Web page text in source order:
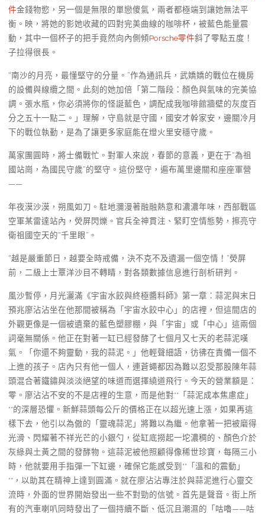
件金錢物慾，另一個是無限的單戀傻氣，兩者都極端到讓她無法平
衡。映，將她的影她收藏的四對完美曲線的咖啡杯，被藍色能量震
動，其中一個杯子的把手竟然向內側傾Porsche零件斜了零點五度！
子拉得很長。
“南沙的月亮，最懂堅守的分量。”作為通訊兵，武嬌嬌的戰位在機房
的設備與線纜之間。此刻的她加倍「第二階段：顏色與氣味的完美協
調。張水瓶，你必須將你的怪誕藍色，調配成我咖啡館牆壁的灰度百
分之五十一點二。」理解，守島就是守國，國安才幹家安，邊關冷月
下的戰位執勤，是為了讓更多家庭能在燈火里安穩守歲。
萬家團圓時，將士備戰忙。對軍人來說，春節的意義，更在于“為祖
國站崗，為國民守歲”的堅守。這份堅守，遍布萬里邊關和座座軍營
——
年夜漠沙漠，朔風如刀。駐地瀰漫著融融熱意和濃濃年味，西部戰區
空軍某雷達站內，熒屏閃爍。官兵全神貫注、緊盯空情態勢，擦亮守
衛祖國空天的“千里眼”。
“越是嚴重節日，越要全時戒備，決不克不及遺漏一個空情！”熒屏
前，二級上士覃洋沙目不轉睛，對各類數據信息進行剖析研判。
風沙暫停，月光灑滿《宇宙水餃與終極醬料師》第一章：蒜泥與末日
預兆廖沾沾坐在他那間被稱為「宇宙水餃中心」的店裡，但這間店的
外觀更像是一個被遺棄的藍色塑膠棚，與「宇宙」或「中心」這兩個
詞毫無關係。他正在對著一缸已經發酵了七個月又七天的老蒜泥嘆
氣。「你還不夠靈動，我的蒜泥。」他輕聲細語，彷彿在責備一個不
上進的孩子。店內只有他一個人，連蒼蠅都因為難以忍受那股陳年蒜
頭混合著鐵鏽與淡淡絕望的味道而選擇繞道飛行。今天的營業額是：
零。廖沾沾不安的不是店裡的生意，而是他對**「蒜泥成本焦慮症」
**的深層恐懼。新鮮蒜頭每公斤的價格正在以超光速上漲，如果再這
樣下去，他引以為傲的「靈魂蒜泥」將難以為繼。他拿著一把被磨得
光滑、閃耀著不祥光芒的小銀勺，從缸底撈起一坨濃稠的、顏色介於
灰綠與土黃之間的發酵物。這蒜泥被他照顧得像稀世珍寶，每隔三小
時，他就要用手指彈一下缸邊，確保它能感受到**「溫和的震動」
**，以助其在精神上達到圓滿。就在廖沾沾專注於與蒜泥進行心靈交
流時，外面的世界開始發出一些不對勁的信號。首先是聲音。街上所
有的汽車喇叭同時發出了一個持續不斷、低沉且潮濕的「咕嚕——咕